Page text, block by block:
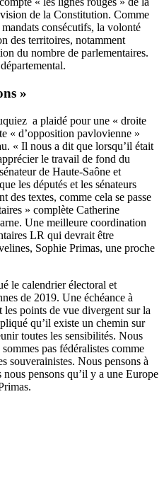
de la Constitution. Comme
consécutifs, la volonté
des territoires, notamment
du nombre de parlementaires.
»
a plaidé pour une « droite
« d’opposition pavlovienne »
« Il nous a dit que lorsqu’il était
le travail de fond du
de Haute-Saône et
les députés et les sénateurs
des textes, comme cela se passe
» complète Catherine
Une meilleure coordination
LR qui devrait être
Sophie Primas, une proche
le calendrier électoral et
de 2019. Une échéance à
points de vue divergent sur la
qu’il existe un chemin sur
toutes les sensibilités. Nous
pas fédéralistes comme
souverainistes. Nous pensons à
pensons qu’il y a une Europe